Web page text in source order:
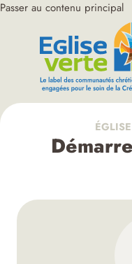
Passer au contenu principal